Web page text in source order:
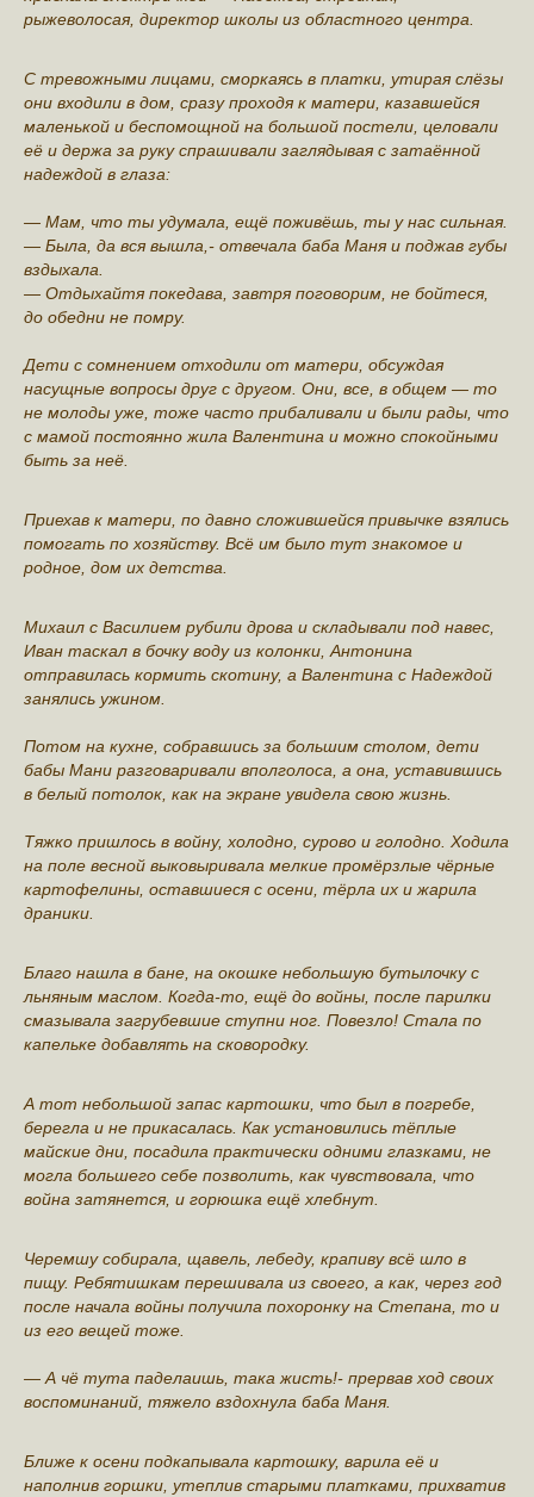
рыжеволосая, директор школы из областного центра.
С тревожными лицами, сморкаясь в платки, утирая слёзы
они входили в дом, сразу проходя к матери, казавшейся
маленькой и беспомощной на большой постели, целовали
её и держа за руку спрашивали заглядывая с затаённой
надеждой в глаза:
— Мам, что ты удумала, ещё поживёшь, ты у нас сильная.
— Была, да вся вышла,- отвечала баба Маня и поджав губы
вздыхала.
— Отдыхайтя покедава, завтря поговорим, не бойтеся,
до обедни не помру.
Дети с сомнением отходили от матери, обсуждая
насущные вопросы друг с другом. Они, все, в общем — то
не молоды уже, тоже часто прибаливали и были рады, что
с мамой постоянно жила Валентина и можно спокойными
быть за неё.
Приехав к матери, по давно сложившейся привычке взялись
помогать по хозяйству. Всё им было тут знакомое и
родное, дом их детства.
Михаил с Василием рубили дрова и складывали под навес,
Иван таскал в бочку воду из колонки, Антонина
отправилась кормить скотину, а Валентина с Надеждой
занялись ужином.
Потом на кухне, собравшись за большим столом, дети
бабы Мани разговаривали вполголоса, а она, уставившись
в белый потолок, как на экране увидела свою жизнь.
Тяжко пришлось в войну, холодно, сурово и голодно. Ходила
на поле весной выковыривала мелкие промёрзлые чёрные
картофелины, оставшиеся с осени, тёрла их и жарила
драники.
Благо нашла в бане, на окошке небольшую бутылочку с
льняным маслом. Когда-то, ещё до войны, после парилки
смазывала загрубевшие ступни ног. Повезло! Стала по
капельке добавлять на сковородку.
А тот небольшой запас картошки, что был в погребе,
берегла и не прикасалась. Как установились тёплые
майские дни, посадила практически одними глазками, не
могла большего себе позволить, как чувствовала, что
война затянется, и горюшка ещё хлебнут.
Черемшу собирала, щавель, лебеду, крапиву всё шло в
пищу. Ребятишкам перешивала из своего, а как, через год
после начала войны получила похоронку на Степана, то и
из его вещей тоже.
— А чё тута паделаишь, така жисть!- прервав ход своих
воспоминаний, тяжело вздохнула баба Маня.
Ближе к осени подкапывала картошку, варила её и
наполнив горшки, утеплив старыми платками, прихватив